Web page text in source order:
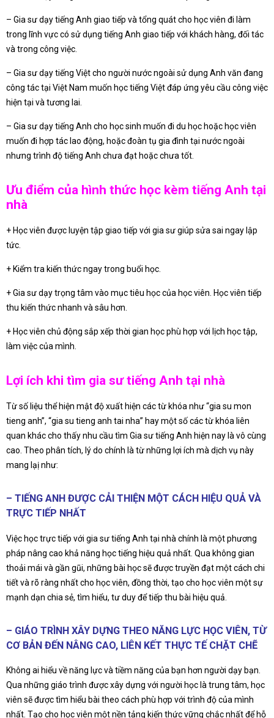
– Gia sư dạy tiếng Anh giao tiếp và tổng quát cho học viên đi làm
trong lĩnh vực có sử dụng tiếng Anh giao tiếp với khách hàng, đối tác
và trong công việc.
– Gia sư dạy tiếng Việt cho người nước ngoài sử dụng Anh văn đang
công tác tại Việt Nam muốn học tiếng Việt đáp ứng yêu cầu công việc
hiện tại và tương lai.
– Gia sư dạy tiếng Anh cho học sinh muốn đi du học hoặc học viên
muốn đi hợp tác lao động, hoặc đoàn tụ gia đình tại nước ngoài
nhưng trình độ tiếng Anh chưa đạt hoặc chưa tốt.
Ưu điểm của hình thức học kèm tiếng Anh tại
nhà
+ Học viên được luyện tập giao tiếp với gia sư giúp sửa sai ngay lập
tức.
+ Kiểm tra kiến thức ngay trong buổi học.
+ Gia sư dạy trọng tâm vào mục tiêu học của học viên. Học viên tiếp
thu kiến thức nhanh và sâu hơn.
+ Học viên chủ động sắp xếp thời gian học phù hợp với lịch học tập,
làm việc của mình.
Lợi ích khi tìm gia sư tiếng Anh tại nhà
Từ số liệu thể hiện mật độ xuất hiện các từ khóa như “gia su mon
tieng anh”, “gia su tieng anh tai nha” hay một số các từ khóa liên
quan khác cho thấy nhu cầu tìm Gia sư tiếng Anh hiện nay là vô cùng
cao. Theo phân tích, lý do chính là từ những lợi ích mà dịch vụ này
mang lạị như:
– TIẾNG ANH ĐƯỢC CẢI THIỆN MỘT CÁCH HIỆU QUẢ VÀ
TRỰC TIẾP NHẤT
Việc học trực tiếp với gia sư tiếng Anh tại nhà chính là một phương
pháp nâng cao khả năng học tiếng hiệu quả nhất. Qua không gian
thoải mái và gần gũi, những bài học sẽ được truyền đạt một cách chi
tiết và rõ ràng nhất cho học viên, đồng thời, tạo cho học viên một sự
mạnh dạn chia sẻ, tìm hiểu, tư duy để tiếp thu bài hiệu quả.
– GIÁO TRÌNH XÂY DỰNG THEO NĂNG LỰC HỌC VIÊN, TỪ
CƠ BẢN ĐẾN NÂNG CAO, LIÊN KẾT THỰC TẾ CHẶT CHẼ
Không ai hiểu về năng lực và tiềm năng của bạn hơn người dạy bạn.
Qua những giáo trình được xây dựng với người học là trung tâm, học
viên sẽ được tìm hiểu bài theo cách phù hợp với trình độ của mình
nhất. Tạo cho học viên một nền tảng kiến thức vững chắc nhất để hỗ